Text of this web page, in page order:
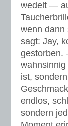
wedelt —
wenn dann
sagt: Jay,
gestorben.
ist,
endlos,
sondern